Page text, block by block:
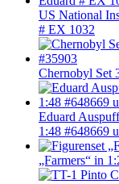
US National
# EX 1032
Chernobyl Set
Eduard
1:48 #648669
„Farmers“ in